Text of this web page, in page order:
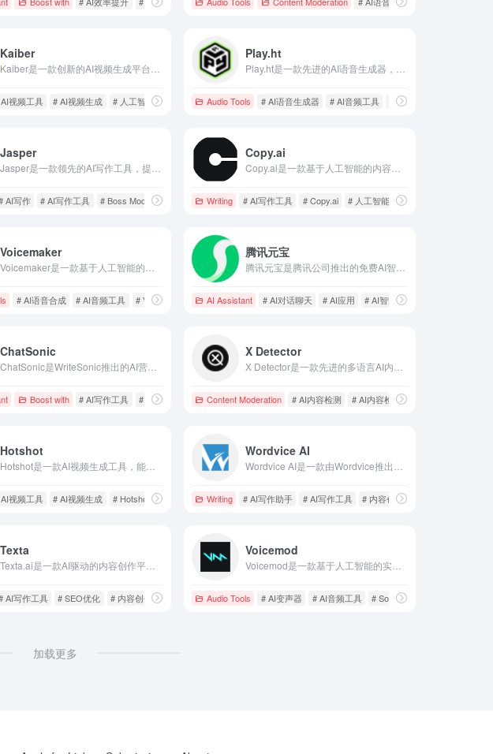
Kaiber
视频工具 # AI视频生成 # 人工智能
Play.ht
Audio Tools # AI语音生成器 # AI音频工具 # SSML标签
Jasper
AI写作 # AI写作工具 # Boss Mode
Copy.ai
Writing # AI写作工具 # Copy.ai # 人工智能
Voicemaker
# AI语音合成 # AI音频工具 # Voicemaker
腾讯元宝
腾讯元宝是腾讯公司推出的免费AI智能助手，基于混元大模型技术，提供智能问答、文件解析、内容创作辅助等多种服务，旨在提升用户的工作效率和生活质量。
AI Assistant # AI对话聊天 # AI应用 # AI智能助手
ChatSonic
Boost with # AI写作工具 # AI对话聊天 # AI聊天机器人
X Detector
Content Moderation # AI内容检测 # AI内容检测器
Hotshot
视频工具 # AI视频生成 # Hotshot
Wordvice AI
Writing # AI写作助手 # AI写作工具 # 内容创作
Texta
AI写作工具 # SEO优化 # 内容创作
Voicemod
Voicemod是一款基于人工智能的实时变声器，提供多种声音效果，适用于游戏、直播和内容创作，满足00后和互联网用户对智能化、便捷性和高效性的需求。
Audio Tools # AI变声器 # AI音频工具 # Soundboard
加载更多